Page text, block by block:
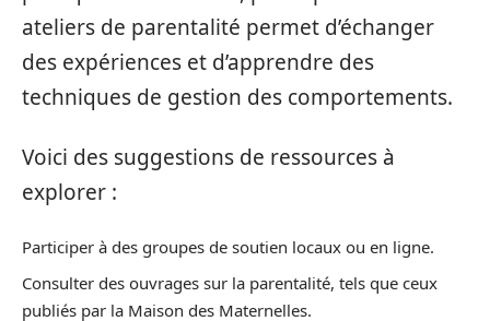
ateliers de parentalité permet d’échanger
des expériences et d’apprendre des
techniques de gestion des comportements.
Voici des suggestions de ressources à
explorer :
Participer à des groupes de soutien locaux ou en ligne.
Consulter des ouvrages sur la parentalité, tels que ceux
publiés par la Maison des Maternelles.